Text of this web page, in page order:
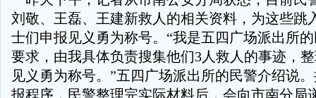
刘敬、王磊、王建新救人的相关资料，为这些跳
士们申报见义勇为称号。“我是五四广场派出所
要求，由我具体负责搜集他们3人救人的事迹，
见义勇为称号。”五四广场派出所的民警介绍说
报程序，民警整理完实际材料后，会向市南分局